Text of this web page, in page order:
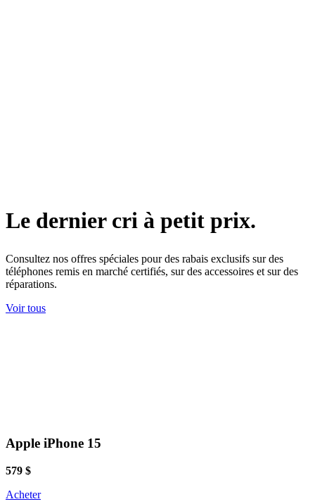
Le dernier cri à petit prix.
Consultez nos offres spéciales pour des rabais exclusifs sur des
téléphones remis en marché certifiés, sur des accessoires et sur des
réparations.
Voir tous
Apple iPhone 15
579 $
Acheter